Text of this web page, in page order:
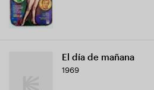
El día de mañana
1969